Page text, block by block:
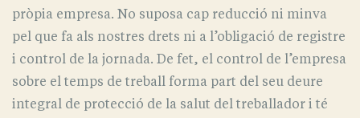
pròpia empresa. No suposa cap reducció ni minva
pel que fa als nostres drets ni a l’obligació de registre
i control de la jornada. De fet, el control de l’empresa
sobre el temps de treball forma part del seu deure
integral de protecció de la salut del treballador i té